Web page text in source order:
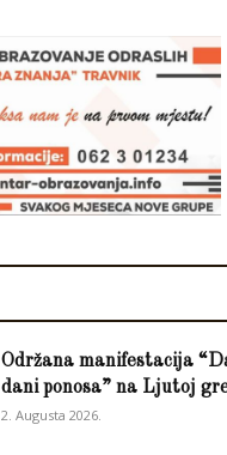
Održana manifestacija
dani ponosa” na Ljutoj
2. Augusta 2026.